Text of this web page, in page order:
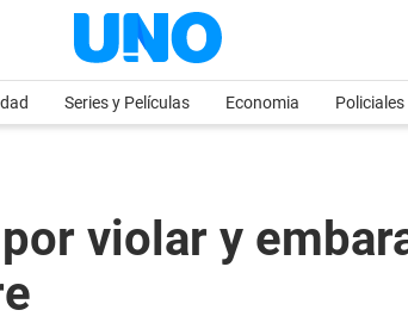
Series y Películas Economia Policiales
violar y